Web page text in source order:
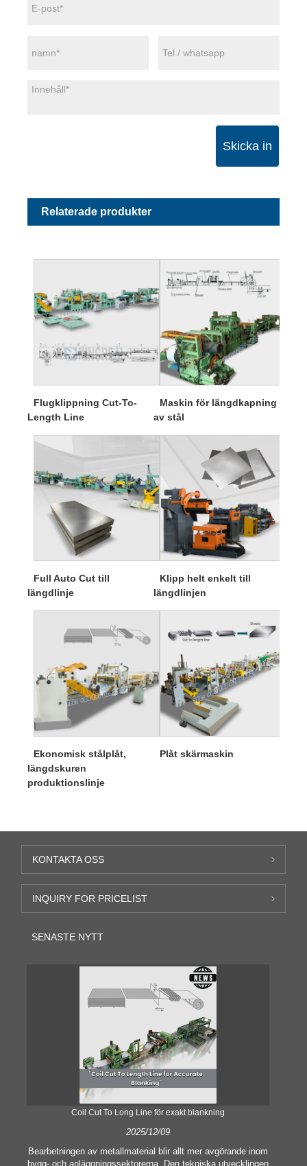
Skicka in
Relaterade produkter
Flugklippning Cut-To-
Length Line
Maskin för längdkapning
av stål
Full Auto Cut till
längdlinje
Klipp helt enkelt till
längdlinjen
Ekonomisk stålplåt,
längdskuren
produktionslinje
Plåt skärmaskin
KONTAKTA OSS
INQUIRY FOR PRICELIST
SENASTE NYTT
Coil Cut To Long Line för exakt blankning
2025/12/09
Bearbetningen av metallmaterial blir allt mer avgörande inom
bygg- och anläggningssektorerna. Den tekniska utvecklingen